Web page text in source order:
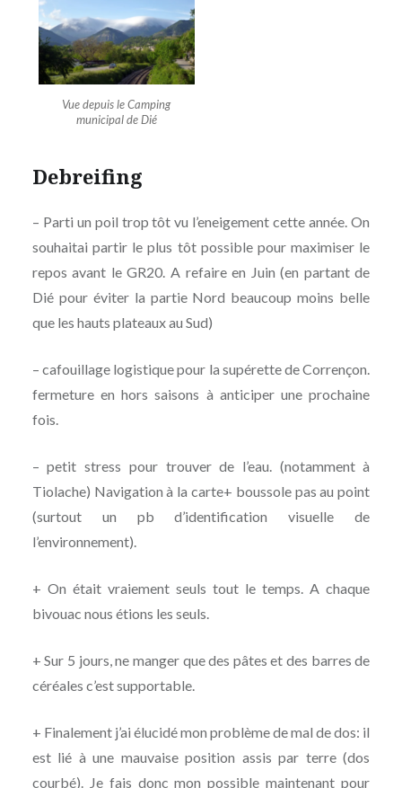
Vue depuis le Camping
municipal de Dié
Debreifing
– Parti un poil trop tôt vu l’eneigement cette année. On
souhaitai partir le plus tôt possible pour maximiser le
repos avant le GR20. A refaire en Juin (en partant de
Dié pour éviter la partie Nord beaucoup moins belle
que les hauts plateaux au Sud)
– cafouillage logistique pour la supérette de Corrençon.
fermeture en hors saisons à anticiper une prochaine
fois.
– petit stress pour trouver de l’eau. (notamment à
Tiolache) Navigation à la carte+ boussole pas au point
(surtout un pb d’identification visuelle de
l’environnement).
+ On était vraiement seuls tout le temps. A chaque
bivouac nous étions les seuls.
+ Sur 5 jours, ne manger que des pâtes et des barres de
céréales c’est supportable.
+ Finalement j’ai élucidé mon problème de mal de dos: il
est lié à une mauvaise position assis par terre (dos
courbé). Je fais donc mon possible maintenant pour